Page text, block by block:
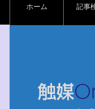
ホーム 記事